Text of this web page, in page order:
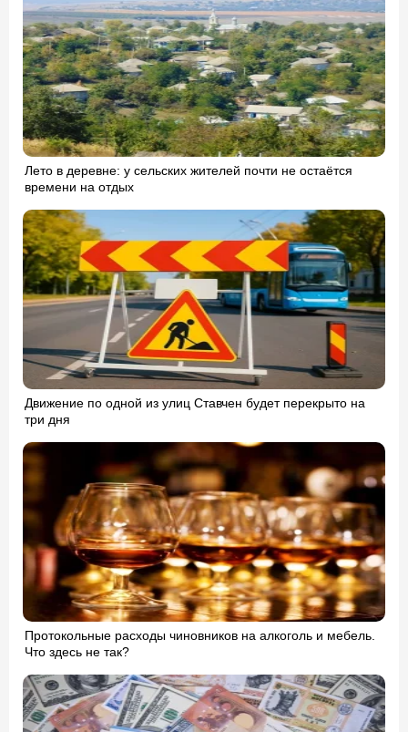
Лето в деревне: у сельских жителей почти не остаётся
времени на отдых
Движение по одной из улиц Ставчен будет перекрыто на
три дня
Протокольные расходы чиновников на алкоголь и мебель.
Что здесь не так?